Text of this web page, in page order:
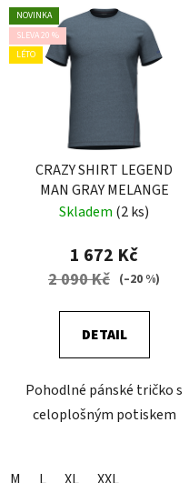
NOVINKA
SLEVA 20 %
LÉTO
CRAZY SHIRT LEGEND
MAN GRAY MELANGE
Skladem (2 ks)
1 672 Kč
2 090 Kč (–20 %)
DETAIL
Pohodlné pánské tričko s
celoplošným potiskem